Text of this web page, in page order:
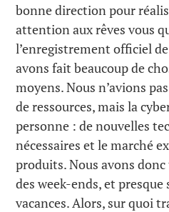
bonne direction pour
attention aux rêves vous
l’enregistrement officiel
avons fait beaucoup de
moyens. Nous n’avions
de ressources, mais la
personne : de nouvelles
nécessaires et le marché
produits. Nous avons
des week-ends, et
vacances. Alors, sur quoi